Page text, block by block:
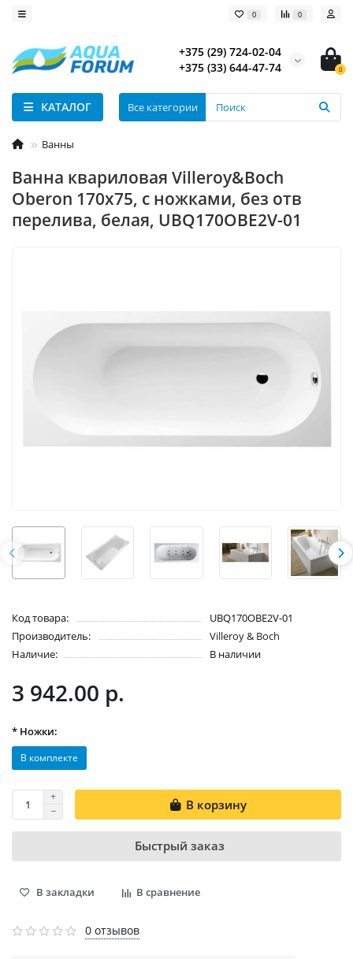
0 0
+375 (29) 724-02-04
+375 (33) 644-47-74
0
КАТАЛОГ Все категории
Ванны
Ванна квариловая Villeroy&Boch
Oberon 170x75, с ножками, без отв
перелива, белая, UBQ170OBE2V-01
Код товара:
UBQ170OBE2V-01
Производитель:
Villeroy & Boch
Наличие:
В наличии
3 942.00 р.
* Ножки:
В комплекте
В корзину
Быстрый заказ
В закладки В сравнение
0 отзывов